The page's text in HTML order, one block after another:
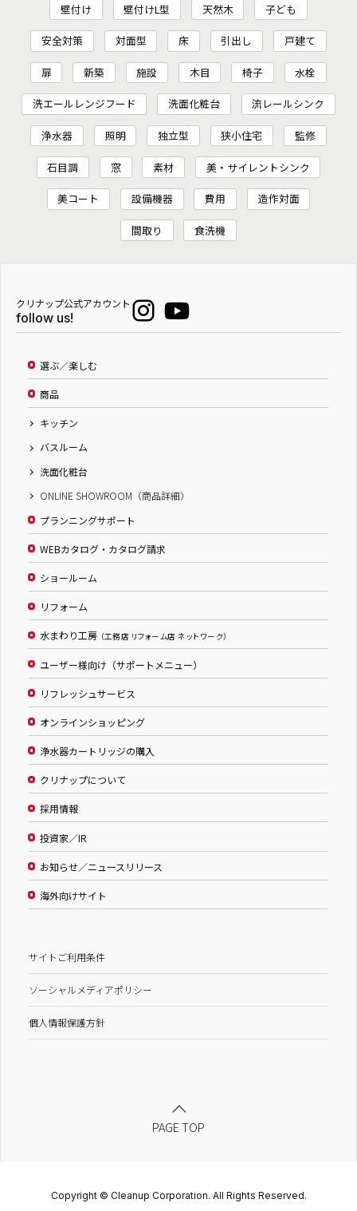
壁付け 壁付けL型 天然木 子ども
安全対策 対面型 床 引出し 戸建て
扉 新築 施設 木目 椅子 水栓
洗エールレンジフード 洗面化粧台 流レールシンク
浄水器 照明 独立型 狭小住宅 監修
石目調 窓 素材 美・サイレントシンク
美コート 設備機器 費用 造作対面
間取り 食洗機
クリナップ公式アカウント
follow us!
選ぶ／楽しむ
商品
キッチン
バスルーム
洗面化粧台
ONLINE SHOWROOM（商品詳細）
プランニングサポート
WEBカタログ・カタログ請求
ショールーム
リフォーム
水まわり工房 （工務店 リフォーム店 ネットワーク）
ユーザー様向け（サポートメニュー）
リフレッシュサービス
オンラインショッピング
浄水器カートリッジの購入
クリナップについて
採用情報
投資家／IR
お知らせ／ニュースリリース
海外向けサイト
サイトご利用条件
ソーシャルメディアポリシー
個人情報保護方針
PAGE TOP
Copyright © Cleanup Corporation. All Rights Reserved.